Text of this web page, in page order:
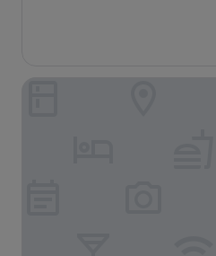
Bewertungen)